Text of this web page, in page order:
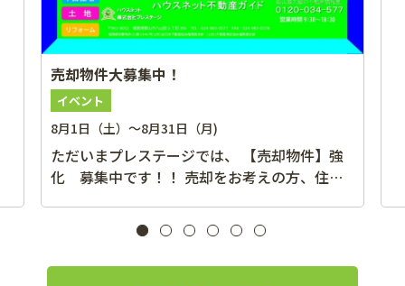
売却物件大募集中！
イベント
8月1日（土）～8月31日（月)
ただいまプレステージでは、 【売却物件】強
化 募集中です！！ 売却をお考えの方、住み